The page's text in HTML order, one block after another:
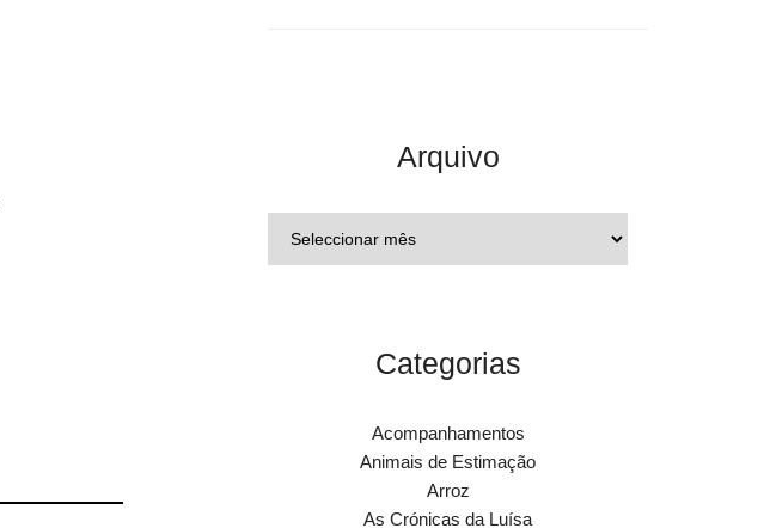
Arquivo
Categorias
Acompanhamentos
Animais de Estimação
Arroz
As Crónicas da Luísa